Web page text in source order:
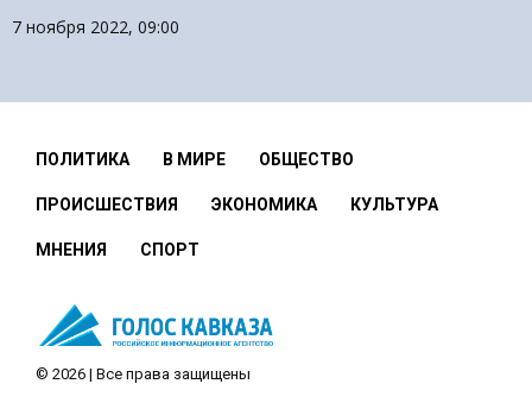
7 ноября 2022, 09:00
ПОЛИТИКА В МИРЕ ОБЩЕСТВО
ПРОИСШЕСТВИЯ ЭКОНОМИКА КУЛЬТУРА
МНЕНИЯ СПОРТ
© 2026 | Все права защищены